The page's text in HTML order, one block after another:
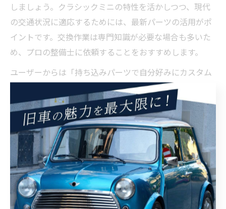
しましょう。クラシックミニの特性を活かしつつ、現代
の交通状況に適応するためには、最新パーツの活用がポ
イントです。交換作業は専門知識が必要な場合も多いた
め、プロの整備士に依頼することをおすすめします。
ユーザーからは「持ち込みパーツで自分好みにカスタム
できた」「交換後は冬場も安心して運転できた」といっ
た満足の声が多く寄せられています。初心者はまずブレ
ーキやタイヤなど安全に直結するパーツから見直しを始
めると良いでしょう。
軽量化でクラシックミニ本来の走
りを満喫